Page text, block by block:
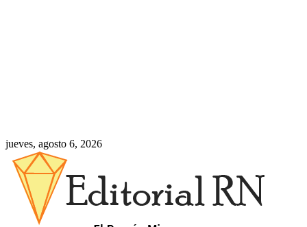
jueves, agosto 6, 2026